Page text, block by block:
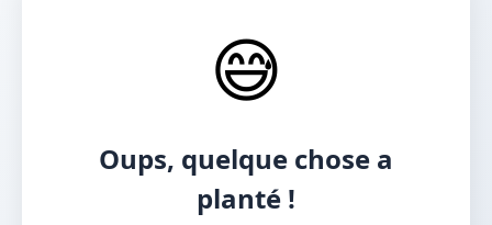
😅
Oups, quelque chose a
planté !